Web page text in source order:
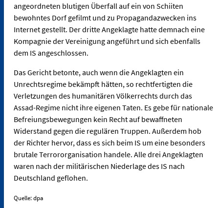
angeordneten blutigen Überfall auf ein von Schiiten
bewohntes Dorf gefilmt und zu Propagandazwecken ins
Internet gestellt. Der dritte Angeklagte hatte demnach eine
Kompagnie der Vereinigung angeführt und sich ebenfalls
dem IS angeschlossen.
Das Gericht betonte, auch wenn die Angeklagten ein
Unrechtsregime bekämpft hätten, so rechtfertigten die
Verletzungen des humanitären Völkerrechts durch das
Assad-Regime nicht ihre eigenen Taten. Es gebe für nationale
Befreiungsbewegungen kein Recht auf bewaffneten
Widerstand gegen die regulären Truppen. Außerdem hob
der Richter hervor, dass es sich beim IS um eine besonders
brutale Terrororganisation handele. Alle drei Angeklagten
waren nach der militärischen Niederlage des IS nach
Deutschland geflohen.
Quelle: dpa